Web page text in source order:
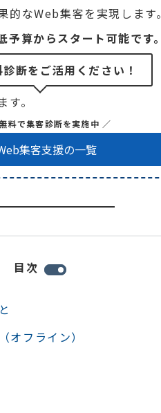
なWeb集客を実現します。
算からスタート可能です。
断をご活用ください！
。
料で集客診断を実施中 ／
集客支援の一覧
目次
オフライン）